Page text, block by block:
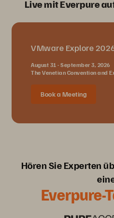
Live mit Everpure
VMware Explore
August 31 - September 3, 2026
The Venetian Convention and
Book a Meeting
Hören Sie Experten
Everpure-